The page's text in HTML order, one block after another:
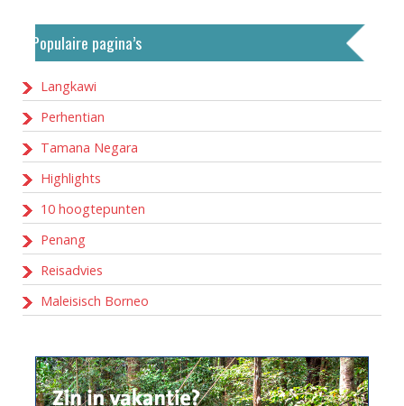
Populaire pagina’s
Langkawi
Perhentian
Tamana Negara
Highlights
10 hoogtepunten
Penang
Reisadvies
Maleisisch Borneo